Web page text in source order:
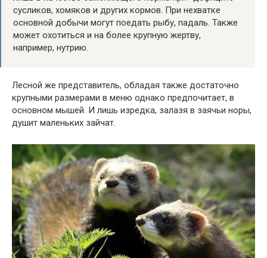
сусликов, хомяков и других кормов. При нехватке
основной добычи могут поедать рыбу, падаль. Также
может охотиться и на более крупную жертву,
например, нутрию.
Лесной же представитель, обладая также достаточно
крупными размерами в меню однако предпочитает, в
основном мышей. И лишь изредка, залазя в заячьи норы,
душит маленьких зайчат.